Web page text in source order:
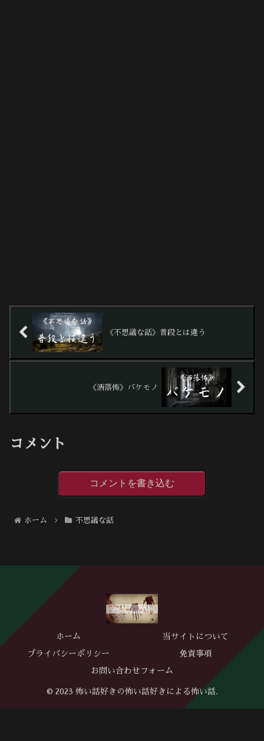
《不思議な話》普段とは違う
《洒落怖》バケモノ
コメント
コメントを書き込む
ホーム 不思議な話
ホーム 当サイトについて
プライバシーポリシー 免責事項
お問い合わせフォーム
© 2023 怖い話好きの怖い話好きによる怖い話.